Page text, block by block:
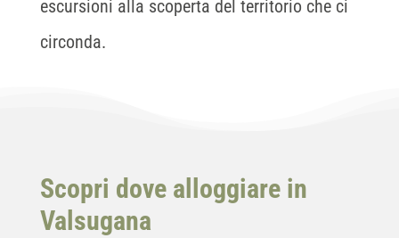
escursioni alla scoperta del territorio che ci
circonda.
Scopri dove alloggiare in
Valsugana